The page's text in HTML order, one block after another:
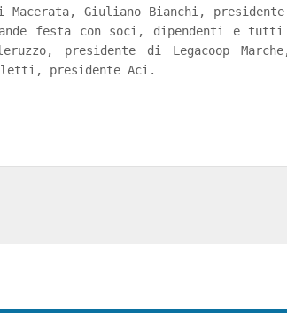
Giuliano Bianchi, presidente
festa con soci, dipendenti e
presidente di Legacoop Marche,
presidente Aci.